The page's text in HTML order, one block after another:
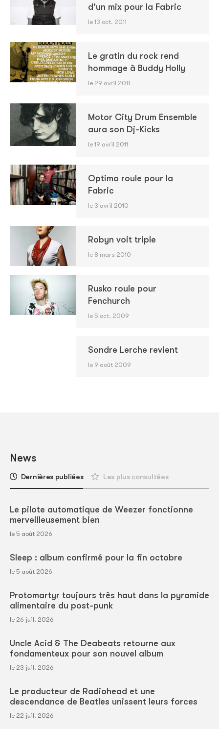
d'un mix pour la Fabric
le 13 oct. 2011
Le gratin du rock rend
hommage à Buddy Holly
le 29 avril 2011
Motor City Drum Ensemble
aura son Dj-Kicks
le 19 avril 2011
Optimo roule pour la
Fabric
le 3 avril 2010
Robyn voit triple
le 8 mars 2010
Rusko roule pour
Fenchurch
le 5 oct. 2009
Sondre Lerche revient
le 9 août 2009
News
Dernières publiées Les plus consultées
Le pilote automatique de Weezer fonctionne
merveilleusement bien
le 5 août 2026
Sleep : album confirmé pour la fin octobre
le 5 août 2026
Protomartyr toujours très haut dans la pyramide
alimentaire du post-punk
le 26 juil. 2026
Uncle Acid & The Deabeats retourne aux
fondamenteux pour son nouvel album
le 23 juil. 2026
Le producteur de Radiohead et une
descendance de Beatles unissent leurs forces
le 22 juil. 2026